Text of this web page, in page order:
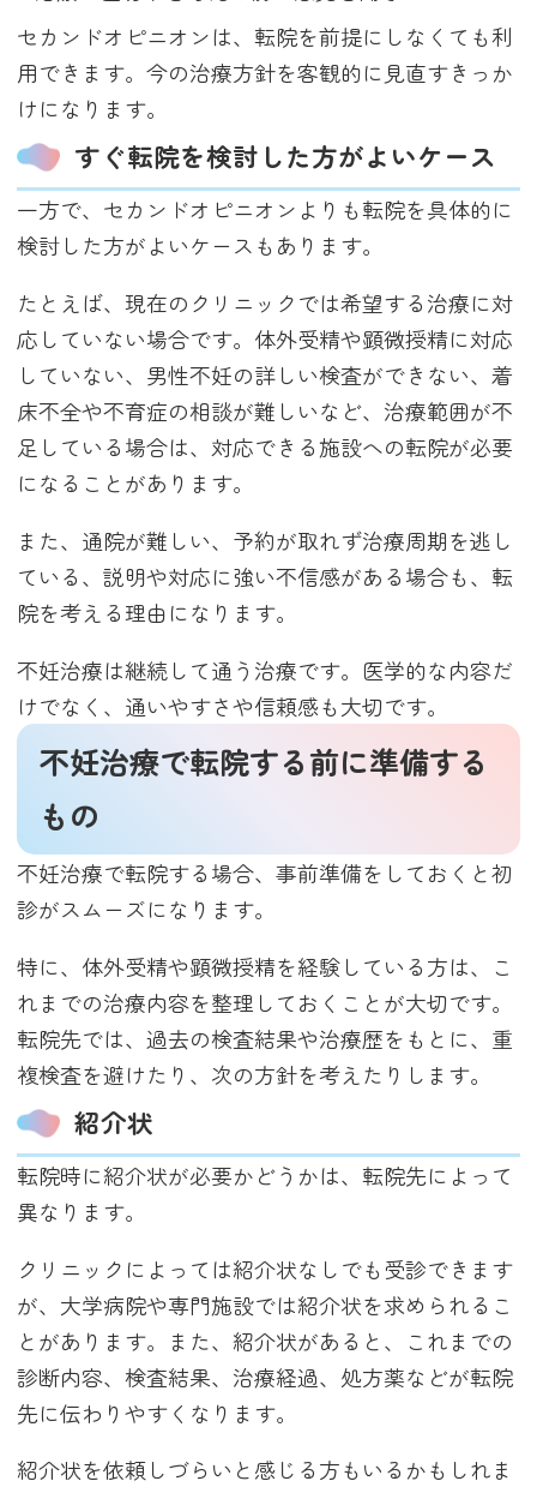
セカンドオピニオンは、転院を前提にしなくても利
用できます。今の治療方針を客観的に見直すきっか
けになります。
すぐ転院を検討した方がよいケース
一方で、セカンドオピニオンよりも転院を具体的に
検討した方がよいケースもあります。
たとえば、現在のクリニックでは希望する治療に対
応していない場合です。体外受精や顕微授精に対応
していない、男性不妊の詳しい検査ができない、着
床不全や不育症の相談が難しいなど、治療範囲が不
足している場合は、対応できる施設への転院が必要
になることがあります。
また、通院が難しい、予約が取れず治療周期を逃し
ている、説明や対応に強い不信感がある場合も、転
院を考える理由になります。
不妊治療は継続して通う治療です。医学的な内容だ
けでなく、通いやすさや信頼感も大切です。
不妊治療で転院する前に準備する
もの
不妊治療で転院する場合、事前準備をしておくと初
診がスムーズになります。
特に、体外受精や顕微授精を経験している方は、こ
れまでの治療内容を整理しておくことが大切です。
転院先では、過去の検査結果や治療歴をもとに、重
複検査を避けたり、次の方針を考えたりします。
紹介状
転院時に紹介状が必要かどうかは、転院先によって
異なります。
クリニックによっては紹介状なしでも受診できます
が、大学病院や専門施設では紹介状を求められるこ
とがあります。また、紹介状があると、これまでの
診断内容、検査結果、治療経過、処方薬などが転院
先に伝わりやすくなります。
紹介状を依頼しづらいと感じる方もいるかもしれま